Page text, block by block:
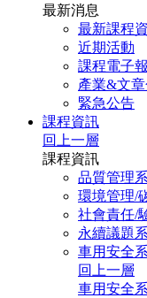
最新消息
最新課程
近期活動
課程電子報
產業&文
緊急公告
課程資訊
回上一層
課程資訊
品質管理
環境管理/
社會責任/
永續議題
車用安全
回上一層
車用安全